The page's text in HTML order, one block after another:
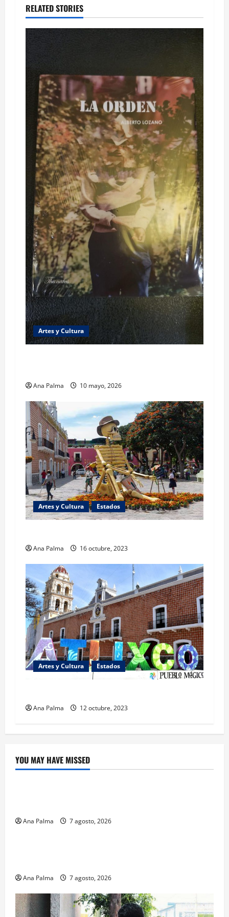
RELATED STORIES
Artes y Cultura
Ana Palma 10 mayo, 2026
Artes y Cultura Estados
Ana Palma 16 octubre, 2023
Artes y Cultura Estados
Ana Palma 12 octubre, 2023
YOU MAY HAVE MISSED
Crítica de Cine
Ana Palma 7 agosto, 2026
Educación
Ana Palma 7 agosto, 2026